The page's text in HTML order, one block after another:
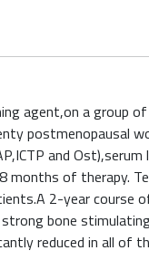
agent,on a group
postmenopausal
and
months of therapy.
2-year course
bone
reduced in all of